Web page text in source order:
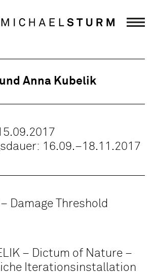
Anna Kubelik
16.09.–18.11.2017
– Damage Threshold
– Dictum of Nature –
Iterationsinstallation